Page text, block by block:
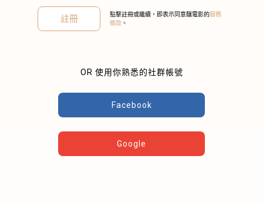
註冊 點擊註冊或繼續，即表示同意釀電影的服務
條款 。
OR 使用你熟悉的社群帳號
Facebook
Google